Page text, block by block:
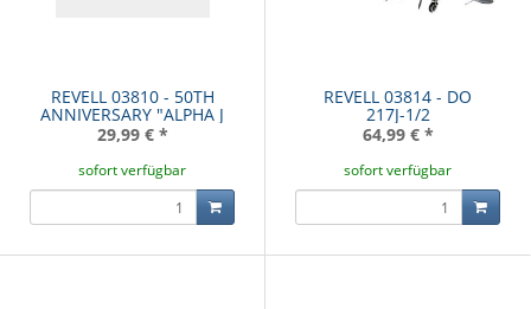
REVELL 03810 - 50TH
ANNIVERSARY "ALPHA J
29,99 € *
sofort verfügbar
REVELL 03814 - DO
217J-1/2
64,99 € *
sofort verfügbar